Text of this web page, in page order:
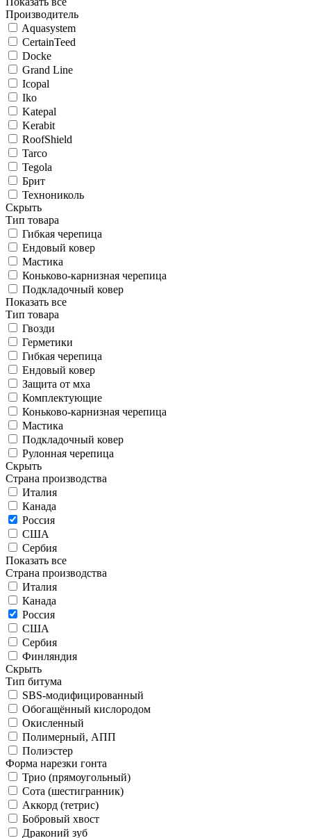
Производитель
Aquasystem
CertainTeed
Docke
Grand Line
Icopal
Iko
Katepal
Kerabit
RoofShield
Tarco
Tegola
Брит
Технониколь
Скрыть
Тип товара
Гибкая черепица
Ендовый ковер
Мастика
Коньково-карнизная черепица
Подкладочный ковер
Показать все
Тип товара
Гвозди
Герметики
Гибкая черепица
Ендовый ковер
Защита от мха
Комплектующие
Коньково-карнизная черепица
Мастика
Подкладочный ковер
Рулонная черепица
Скрыть
Страна производства
Италия
Канада
Россия
США
Сербия
Показать все
Страна производства
Италия
Канада
Россия
США
Сербия
Финляндия
Скрыть
Тип битума
SBS-модифицированный
Обогащённый кислородом
Окисленный
Полимерный, АПП
Полиэстер
Форма нарезки гонта
Трио (прямоугольный)
Сота (шестигранник)
Аккорд (тетрис)
Бобровый хвост
Драконий зуб